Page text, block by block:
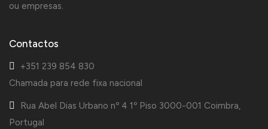
ou empresas.
Contactos
+351 239 854 830
Chamada para rede fixa nacional
Rua Abel Dias Urbano nº 4 1º Piso 3000-001 Coimbra,
Portugal